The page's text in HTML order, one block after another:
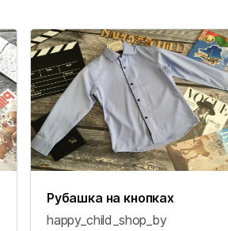
Рубашка на кнопках
happy_child_shop_by